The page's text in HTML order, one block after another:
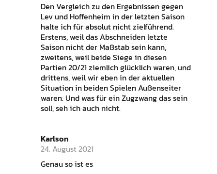
Den Vergleich zu den Ergebnissen gegen
Lev und Hoffenheim in der letzten Saison
halte ich für absolut nicht zielführend.
Erstens, weil das Abschneiden letzte
Saison nicht der Maßstab sein kann,
zweitens, weil beide Siege in diesen
Partien 20/21 ziemlich glücklich waren, und
drittens, weil wir eben in der aktuellen
Situation in beiden Spielen Außenseiter
waren. Und was für ein Zugzwang das sein
soll, seh ich auch nicht.
Karlson
24. August 2021
Genau so ist es